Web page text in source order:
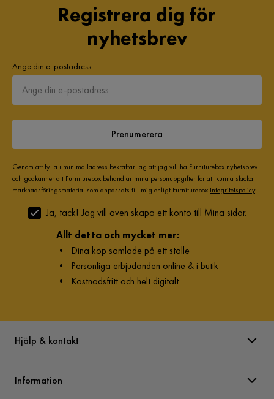
Registrera dig för
nyhetsbrev
Ange din e-postadress
Prenumerera
Genom att fylla i min mailadress bekräftar jag att jag vill ha Furniturebox nyhetsbrev
och godkänner att Furniturebox behandlar mina personuppgifter för att kunna skicka
marknadsföringsmaterial som anpassats till mig enligt Furniturebox Integritetspolicy.
Ja, tack! Jag vill även skapa ett konto till Mina sidor.
Allt detta och mycket mer:
• Dina köp samlade på ett ställe
• Personliga erbjudanden online & i butik
• Kostnadsfritt och helt digitalt
Hjälp & kontakt
Information